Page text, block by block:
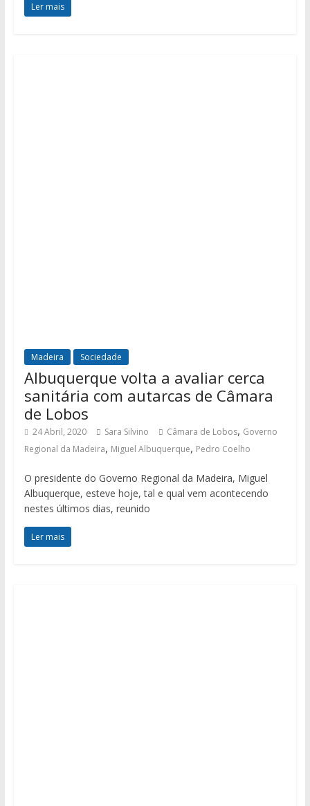
Ler mais
Madeira Sociedade
Albuquerque volta a avaliar cerca
sanitária com autarcas de Câmara
de Lobos
24 Abril, 2020 Sara Silvino Câmara de Lobos, Governo
Regional da Madeira, Miguel Albuquerque, Pedro Coelho
O presidente do Governo Regional da Madeira, Miguel
Albuquerque, esteve hoje, tal e qual vem acontecendo
nestes últimos dias, reunido
Ler mais